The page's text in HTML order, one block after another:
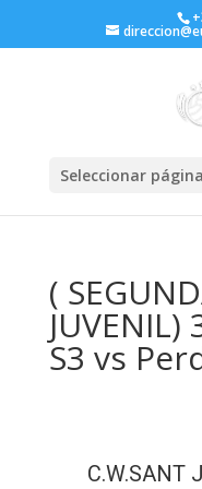
Seleccionar página
(
JUVENIL)
S3 vs
C.W.SANT